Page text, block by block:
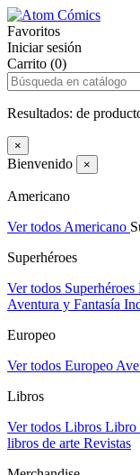
Favoritos
Iniciar sesión
Carrito (0)
Resultados: de
×
Bienvenido ×
Americano
Ver todos Americano
Superhéroes
Ver todos Superhéroes
Aventura y Fantasía
Europeo
Ver todos Europeo
Libros
Ver todos Libros Libro
libros de arte Revistas